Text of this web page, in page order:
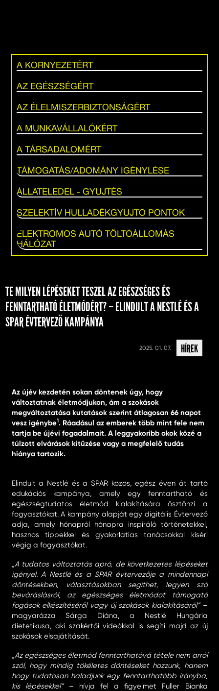
A KÖRNYEZETÉRT
AZ EGÉSZSÉGÉRT
AZ ÉLELMISZERBIZTONSÁGÉRT
A MUNKAVÁLLALÓKÉRT
A TÁRSADALOMÉRT
TÁMOGATÁS/ADOMÁNY IGÉNYLÉSE
ÁLLATELEDEL - GYŰJTÉS
SZELEKTÍV HULLADÉKGYŰJTŐ PONTOK
ELEKTROMOS AUTÓ TÖLTŐÁLLOMÁS
HÁLÓZAT
TE MILYEN LÉPÉSEKET TESZEL AZ EGÉSZSÉGES ÉS
FENNTARTHATÓ ÉLETMÓDÉRT? – ELINDULT A NESTLÉ ÉS A
SPAR ÉVTERVEZŐ KAMPÁNYA
2025. 01. 07. HÍREK
Az újév kezdetén sokan döntenek úgy, hogy
változtatnak életmódjukon, ám a szokások
megváltoztatása kutatások szerint átlagosan 66 napot
vesz igénybe1. Ráadásul az emberek több mint fele nem
tartja be újévi fogadalmait. A leggyakoribb okok közé a
túlzott elvárások kitűzése vagy a megfelelő tudás
hiánya tartozik.
Elindult a Nestlé és a SPAR közös, egész éven át tartó
edukációs kampánya, amely egy fenntartható és
egészségtudatos életmód kialakítására ösztönzi a
fogyasztókat. A kampány alapját egy digitális Évtervező
adja, amely hónapról hónapra inspiráló történetekkel,
hasznos tippekkel és gyakorlatias tanácsokkal kíséri
végig a fogyasztókat.
„A tudatos változtatás apró, de következetes lépéseket
igényel. A Nestlé és a SPAR évtervezője a mindennapi
döntésekben, választásokban segíthet, legyen szó
beváráslásról, az egészséges életmódot támogató
fogások elkészítéséről vagy új szokások kialakításáról”–
magyarázza Sárga Diána, a Nestlé Hungária
dietetikusa, aki szakértői videókkal is segíti majd az új
szokások elsajátítását.
„Az egészséges életmód fenntarthatóvá tétele nem arról
szól, hogy mindig tökéletes döntéseket hozzunk, hanem
hogy tudatosan haladjunk egy fenntarthatóbb irányba,
kis lépésekkel” – hívja fel a figyelmet Fuller Bianka